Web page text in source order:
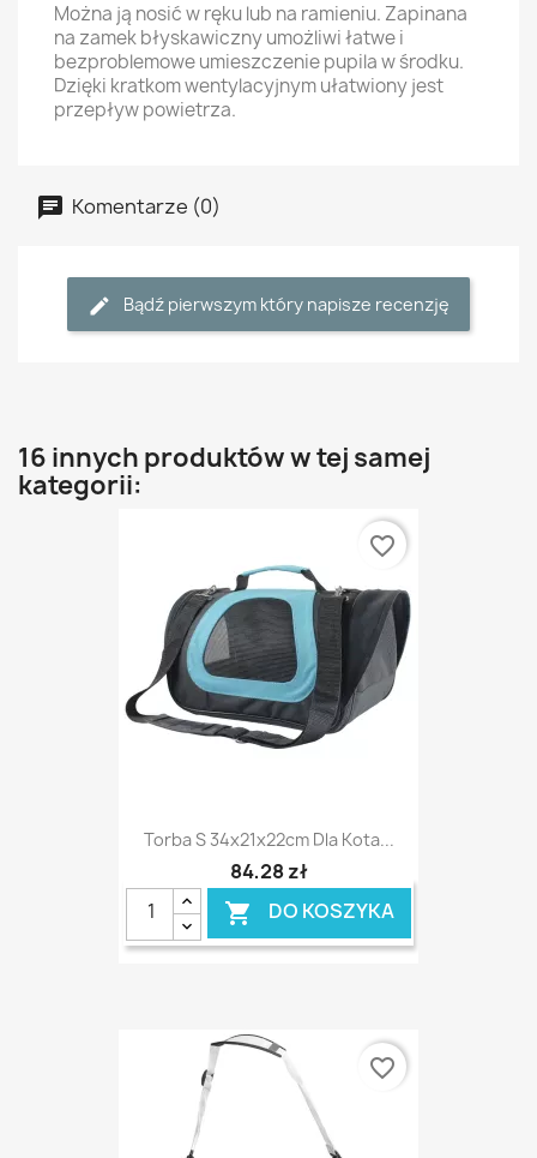
Można ją nosić w ręku lub na ramieniu. Zapinana
na zamek błyskawiczny umożliwi łatwe i
bezproblemowe umieszczenie pupila w środku.
Dzięki kratkom wentylacyjnym ułatwiony jest
przepływ powietrza.
Komentarze (0)
Bądź pierwszym który napisze recenzję
16 innych produktów w tej samej
kategorii:
Torba S 34x21x22cm Dla Kota...
84,28 zł
 DO KOSZYKA
favorite_border
favorite_border